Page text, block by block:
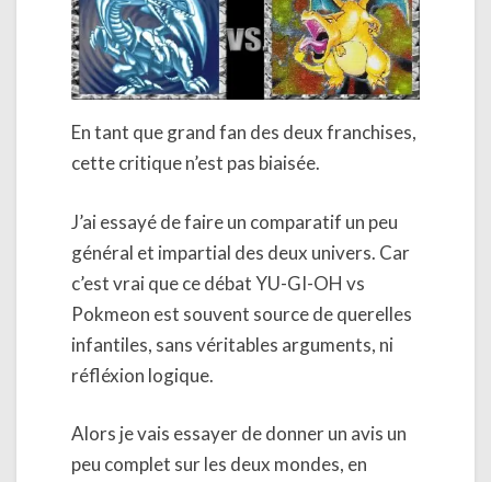
En tant que grand fan des deux franchises,
cette critique n’est pas biaisée.
J’ai essayé de faire un comparatif un peu
général et impartial des deux univers. Car
c’est vrai que ce débat YU-GI-OH vs
Pokmeon est souvent source de querelles
infantiles, sans véritables arguments, ni
réfléxion logique.
Alors je vais essayer de donner un avis un
peu complet sur les deux mondes, en